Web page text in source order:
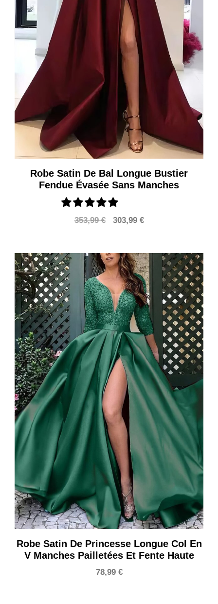
Robe Satin De Bal Longue Bustier
Fendue Évasée Sans Manches
353,99€
Le
était :
353,99 €.
303,99 €Le
est :
303,99 €.
Robe Satin De Princesse Longue Col En
V Manches Pailletées Et Fente Haute
78,99 €